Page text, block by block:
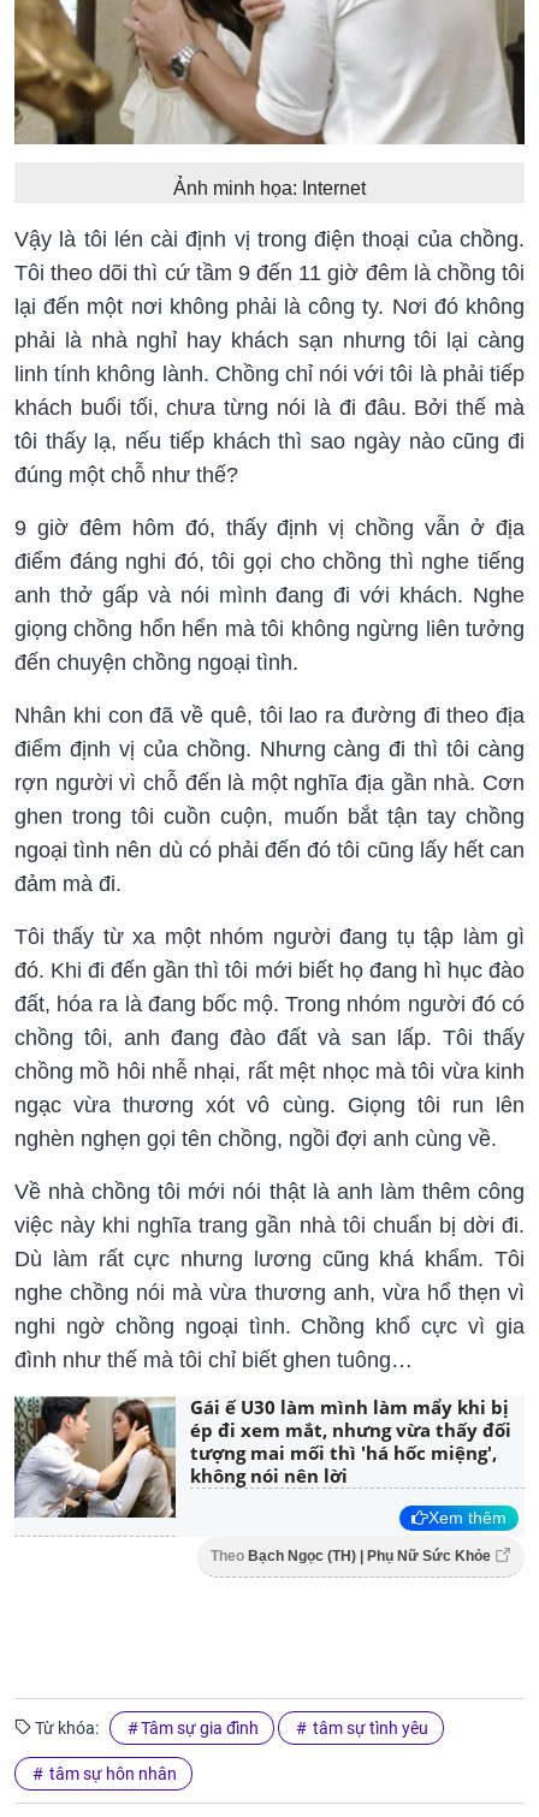
Ảnh minh họa: Internet
Vậy là tôi lén cài định vị trong điện thoại của chồng.
Tôi theo dõi thì cứ tầm 9 đến 11 giờ đêm là chồng tôi
lại đến một nơi không phải là công ty. Nơi đó không
phải là nhà nghỉ hay khách sạn nhưng tôi lại càng
linh tính không lành. Chồng chỉ nói với tôi là phải tiếp
khách buổi tối, chưa từng nói là đi đâu. Bởi thế mà
tôi thấy lạ, nếu tiếp khách thì sao ngày nào cũng đi
đúng một chỗ như thế?
9 giờ đêm hôm đó, thấy định vị chồng vẫn ở địa
điểm đáng nghi đó, tôi gọi cho chồng thì nghe tiếng
anh thở gấp và nói mình đang đi với khách. Nghe
giọng chồng hổn hển mà tôi không ngừng liên tưởng
đến chuyện chồng ngoại tình.
Nhân khi con đã về quê, tôi lao ra đường đi theo địa
điểm định vị của chồng. Nhưng càng đi thì tôi càng
rợn người vì chỗ đến là một nghĩa địa gần nhà. Cơn
ghen trong tôi cuồn cuộn, muốn bắt tận tay chồng
ngoại tình nên dù có phải đến đó tôi cũng lấy hết can
đảm mà đi.
Tôi thấy từ xa một nhóm người đang tụ tập làm gì
đó. Khi đi đến gần thì tôi mới biết họ đang hì hục đào
đất, hóa ra là đang bốc mộ. Trong nhóm người đó có
chồng tôi, anh đang đào đất và san lấp. Tôi thấy
chồng mồ hôi nhễ nhại, rất mệt nhọc mà tôi vừa kinh
ngạc vừa thương xót vô cùng. Giọng tôi run lên
nghèn nghẹn gọi tên chồng, ngồi đợi anh cùng về.
Về nhà chồng tôi mới nói thật là anh làm thêm công
việc này khi nghĩa trang gần nhà tôi chuẩn bị dời đi.
Dù làm rất cực nhưng lương cũng khá khẩm. Tôi
nghe chồng nói mà vừa thương anh, vừa hổ thẹn vì
nghi ngờ chồng ngoại tình. Chồng khổ cực vì gia
đình như thế mà tôi chỉ biết ghen tuông…
Gái ế U30 làm mình làm mẩy khi bị
ép đi xem mắt, nhưng vừa thấy đối
tượng mai mối thì 'há hốc miệng',
không nói nên lời
Xem thêm
Theo Bạch Ngọc (TH) | Phụ Nữ Sức Khỏe
Từ khóa: Tâm sự gia đình tâm sự tình yêu
tâm sự hôn nhân